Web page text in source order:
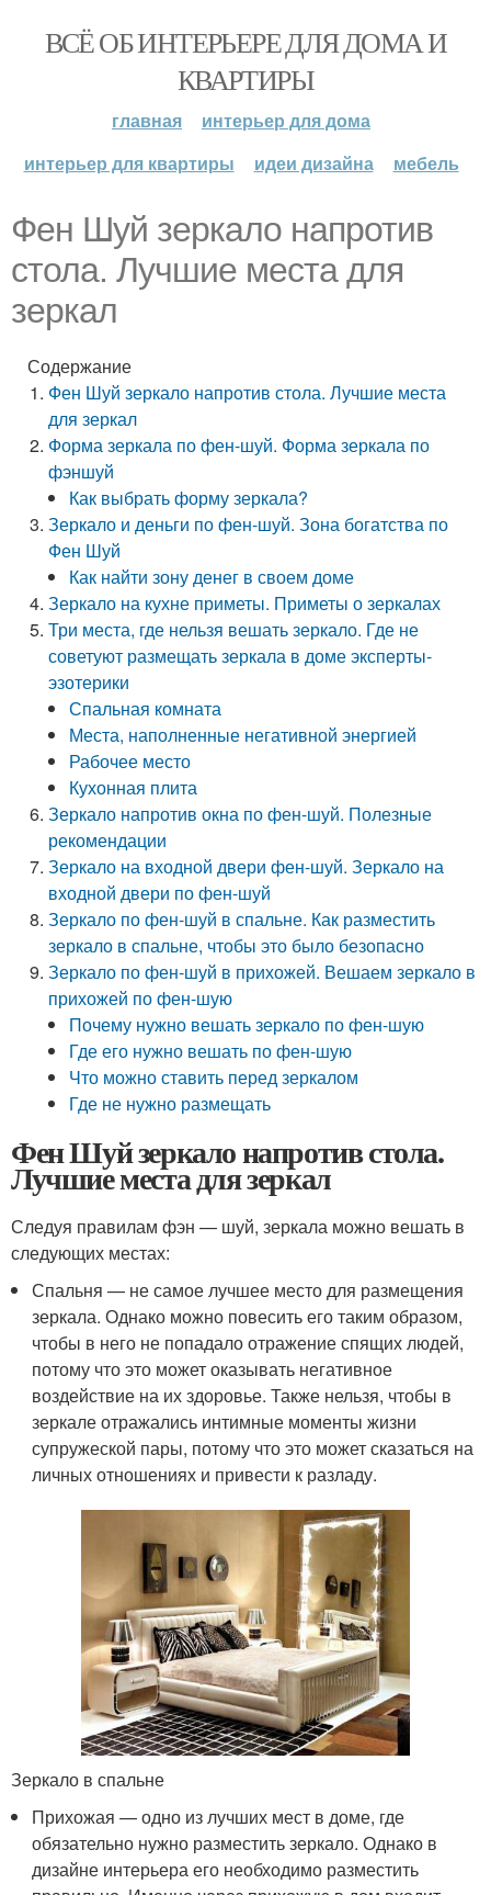
ВСЁ ОБ ИНТЕРЬЕРЕ ДЛЯ ДОМА И
КВАРТИРЫ
главная
интерьер для дома
интерьер для квартиры
идеи дизайна мебель
Фен Шуй зеркало напротив
стола. Лучшие места для
зеркал
Содержание
Фен Шуй зеркало напротив стола. Лучшие места
для зеркал
Форма зеркала по фен-шуй. Форма зеркала по
фэншуй
Как выбрать форму зеркала?
Зеркало и деньги по фен-шуй. Зона богатства по
Фен Шуй
Как найти зону денег в своем доме
Зеркало на кухне приметы. Приметы о зеркалах
Три места, где нельзя вешать зеркало. Где не
советуют размещать зеркала в доме эксперты-
эзотерики
Спальная комната
Места, наполненные негативной энергией
Рабочее место
Кухонная плита
Зеркало напротив окна по фен-шуй. Полезные
рекомендации
Зеркало на входной двери фен-шуй. Зеркало на
входной двери по фен-шуй
Зеркало по фен-шуй в спальне. Как разместить
зеркало в спальне, чтобы это было безопасно
Зеркало по фен-шуй в прихожей. Вешаем зеркало в
прихожей по фен-шую
Почему нужно вешать зеркало по фен-шую
Где его нужно вешать по фен-шую
Что можно ставить перед зеркалом
Где не нужно размещать
Фен Шуй зеркало напротив стола.
Лучшие места для зеркал
Следуя правилам фэн — шуй, зеркала можно вешать в
следующих местах:
Спальня — не самое лучшее место для размещения
зеркала. Однако можно повесить его таким образом,
чтобы в него не попадало отражение спящих людей,
потому что это может оказывать негативное
воздействие на их здоровье. Также нельзя, чтобы в
зеркале отражались интимные моменты жизни
супружеской пары, потому что это может сказаться на
личных отношениях и привести к разладу.
Зеркало в спальне
Прихожая — одно из лучших мест в доме, где
обязательно нужно разместить зеркало. Однако в
дизайне интерьера его необходимо разместить